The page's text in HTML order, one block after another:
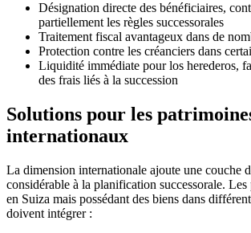
Désignation directe des bénéficiaires,
partiellement les règles successorales
Traitement fiscal avantageux dans de
Protection contre les créanciers dans
Liquidité immédiate pour los herederos,
des frais liés à la succession
Solutions pour les
internationaux
La dimension internationale ajoute une couche
considérable à la planification successorale. Les
en Suiza mais possédant des biens dans
doivent intégrer :